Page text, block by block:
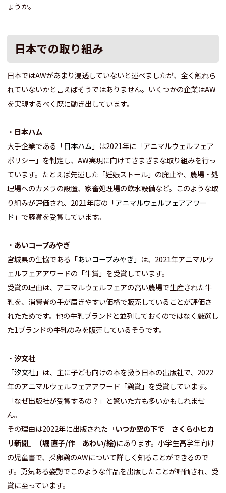
ょうか。
日本での取り組み
日本ではAWがあまり浸透していないと述べましたが、全く触れら
れていないかと言えばそうではありません。いくつかの企業はAW
を実現するべく既に動き出しています。
・ 日本ハム
大手企業である「日本ハム 」は2021年に「アニマルウェルフェア
ポリシー」を制定し、AW実現に向けてさまざまな取り組みを行っ
ています。たとえば先述した「妊娠ストール」の廃止や、農場・処
理場へのカメラの設置、家畜処理場の飲水設備など。このような取
り組みが評価され、2021年度の「アニマルウェルフェアアワー
ド 」で豚賞を受賞しています。
・ あいコープみやぎ
宮城県の生協である「あいコープみやぎ」 は、2021年アニマルウ
ェルフェアアワードの「牛賞」を受賞しています。
受賞の理由は、アニマルウェルフェアの高い農場で生産された牛
乳を、消費者の手が届きやすい価格で販売していることが評価さ
れたためです。他の牛乳ブランドと並列しておくのではなく厳選し
た1ブランドの牛乳のみを販売しているそうです。
・汐文社
「汐文社」は、主に子ども向けの本を扱う日本の出版社で、2022
年のアニマルウェルフェアアワード「鶏賞」を受賞しています。
「なぜ出版社が受賞するの？」と驚いた方も多いかもしれませ
ん。
その理由は2022年に出版された 『いつか空の下で さくら小ヒカ
リ新聞』（堀 直子/作 あわい/絵)にあります。小学生高学年向け
の児童書で、採卵鶏のAWについて詳しく知ることができるので
す。勇気ある姿勢でこのような作品を出版したことが評価され、受
賞に至っています。